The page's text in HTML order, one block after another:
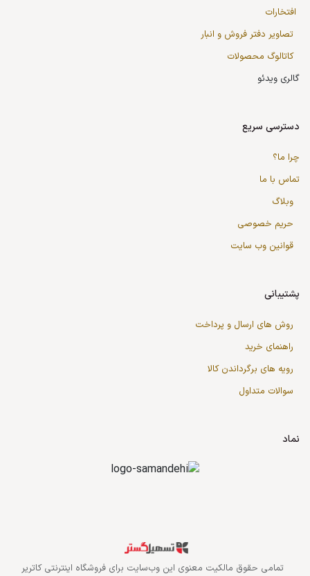
افتخارات
تصاویر دفتر فروش و انبار
کاتالوگ محصولات
گالری ویدئو
دسترسی سریع
چرا ما؟
تماس با ما
وبلاگ
حریم خصوصی
قوانین وب سایت
پشتیبانی
روش های ارسال و پرداخت
راهنمای خرید
رویه های برگرداندن کالا
سوالات متداول
نماد
تمامی حقوق مالکیت معنوی این وب‌سایت برایفروشگاه اینترنتی کاتریر